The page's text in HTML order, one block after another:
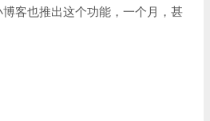
客也推出这个功能，一个月，甚